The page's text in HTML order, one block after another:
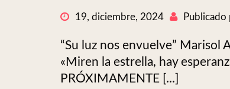
19, diciembre, 2024 Publicado
“Su luz nos envuelve” Marisol
«Miren la estrella, hay
PRÓXIMAMENTE [...]